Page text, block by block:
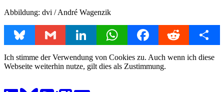
Abbildung: dvi / André Wagenzik
Bluesky Gmail LinkedIn WhatsAppFacebookReddit Share
Ich stimme der Verwendung von Cookies zu. Auch wenn ich diese
Webseite weiterhin nutze, gilt dies als Zustimmung.